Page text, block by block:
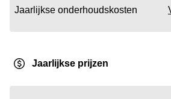
Jaarlijkse onderhoudskosten
Jaarlijkse prijzen